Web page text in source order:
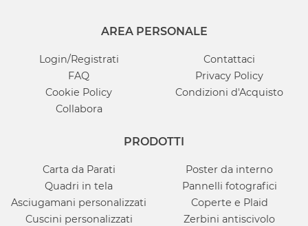
AREA PERSONALE
Login/Registrati
Contattaci
FAQ
Privacy Policy
Cookie Policy
Condizioni d'Acquisto
Collabora
PRODOTTI
Carta da Parati
Poster da interno
Quadri in tela
Pannelli fotografici
Asciugamani personalizzati
Coperte e Plaid
Cuscini personalizzati
Zerbini antiscivolo